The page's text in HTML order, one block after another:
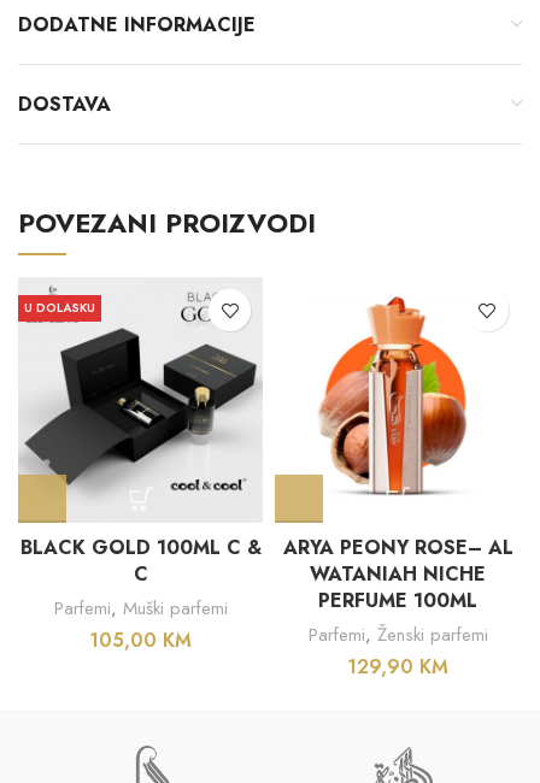
DODATNE INFORMACIJE
DOSTAVA
POVEZANI PROIZVODI
U DOLASKU
BLACK GOLD 100ML C &
C
Parfemi, Muški parfemi
105,00 KM
ARYA PEONY ROSE– AL
WATANIAH NICHE
PERFUME 100ML
Parfemi, Ženski parfemi
129,90 KM